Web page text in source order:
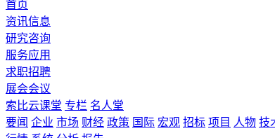
首页
资讯信息
研究咨询
服务应用
求职招聘
展会会议
索比云课堂 专栏 名人堂
要闻 企业 市场 财经 政策 国际 宏观 招标 项目 人物 技